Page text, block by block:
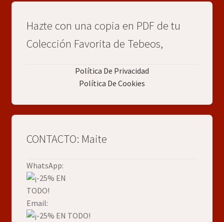
Hazte con una copia en PDF de tu
Colección Favorita de Tebeos,
Política De Privacidad
Política De Cookies
CONTACTO: Maite
WhatsApp:
Email: